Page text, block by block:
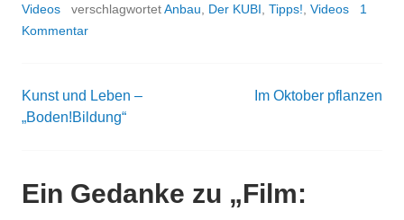
Videos
verschlagwortetAnbau Der KUBI Tipps! Videos
1
Kommentar
Beitrags-
Kunst und Leben –
„Boden!Bildung“
Im Oktober pflanzen
Ein Gedanke zu „Film: